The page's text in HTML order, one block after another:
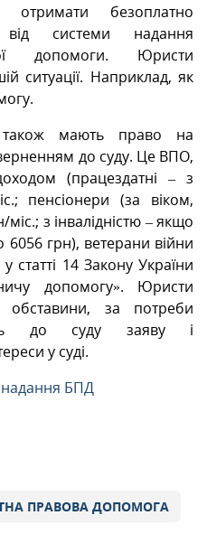
безоплатно
від системи надання
допомоги. Юристи
ситуації. Наприклад, як
також мають право на
до суду. Це ВПО,
(працездатні – з
пенсіонери (за віком,
з інвалідністю – якщо
грн), ветерани війни
у статті 14 Закону України
допомогу». Юристи
обставини, за потреби
до суду заяву і
у суді.
надання БПД
ПРАВОВА ДОПОМОГА